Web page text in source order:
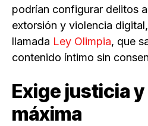
podrían configurar delitos
extorsión y violencia
llamada Ley Olimpia, que
contenido íntimo sin
Exige justicia y
máxima